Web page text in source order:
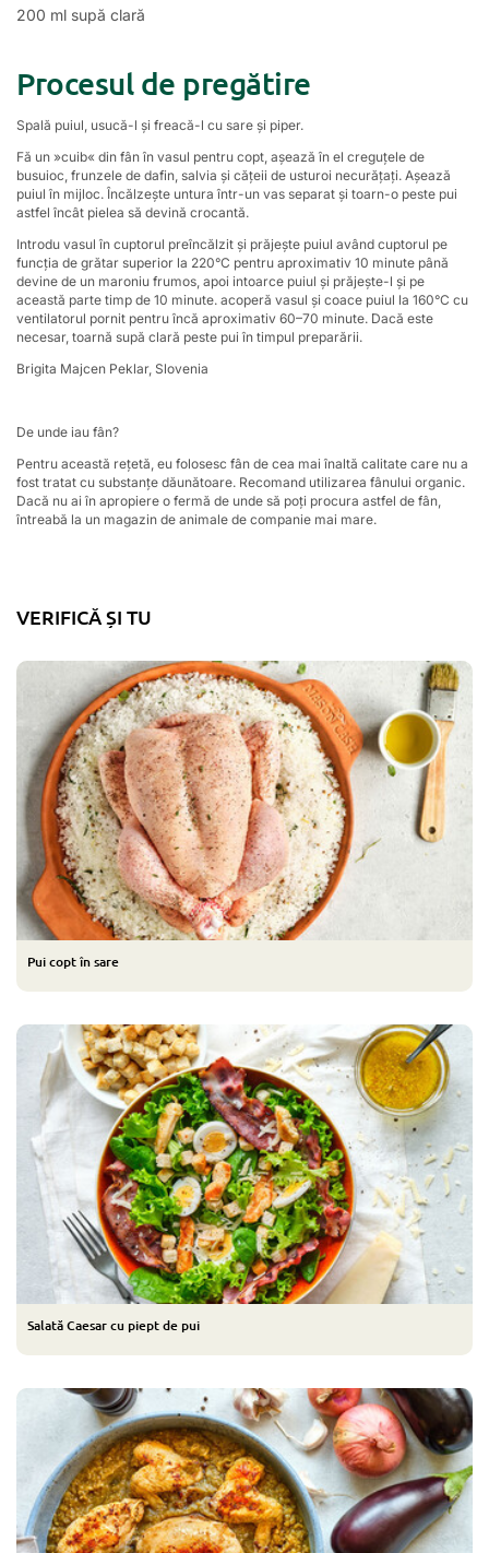
200 ml supă clară
Procesul de pregătire
Spală puiul, usucă-l și freacă-l cu sare și piper.
Fă un »cuib« din fân în vasul pentru copt, așează în el creguțele de
busuioc, frunzele de dafin, salvia și cățeii de usturoi necurățați. Așează
puiul în mijloc. Încălzește untura într-un vas separat și toarn-o peste pui
astfel încât pielea să devină crocantă.
Introdu vasul în cuptorul preîncălzit și prăjește puiul având cuptorul pe
funcția de grătar superior la 220°C pentru aproximativ 10 minute până
devine de un maroniu frumos, apoi intoarce puiul și prăjește-l și pe
această parte timp de 10 minute. acoperă vasul și coace puiul la 160°C cu
ventilatorul pornit pentru încă aproximativ 60–70 minute. Dacă este
necesar, toarnă supă clară peste pui în timpul preparării.
Brigita Majcen Peklar, Slovenia
De unde iau fân?
Pentru această rețetă, eu folosesc fân de cea mai înaltă calitate care nu a
fost tratat cu substanțe dăunătoare. Recomand utilizarea fânului organic.
Dacă nu ai în apropiere o fermă de unde să poți procura astfel de fân,
întreabă la un magazin de animale de companie mai mare.
VERIFICĂ ȘI TU
Pui copt în sare
Salată Caesar cu piept de pui